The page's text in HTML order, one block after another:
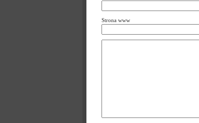
Strona www